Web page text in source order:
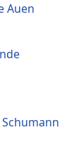
Auen